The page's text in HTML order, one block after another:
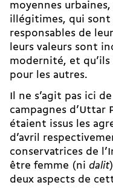
moyennes
illégitimes, qui
responsables de
leurs valeurs sont
modernité, et
pour les autres.
Il ne s’agit pas ici
campagnes d’Uttar
étaient issus les
d’avril
conservatrices de
être femme (ni dalit
deux aspects de